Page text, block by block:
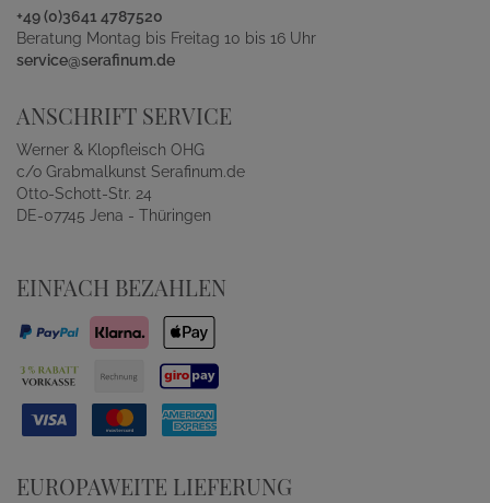
+49 (0)3641 4787520
Beratung Montag bis Freitag 10 bis 16 Uhr
service@serafinum.de
ANSCHRIFT SERVICE
Werner & Klopfleisch OHG
c/o Grabmalkunst Serafinum.de
Otto-Schott-Str. 24
DE-07745 Jena - Thüringen
EINFACH BEZAHLEN
EUROPAWEITE LIEFERUNG